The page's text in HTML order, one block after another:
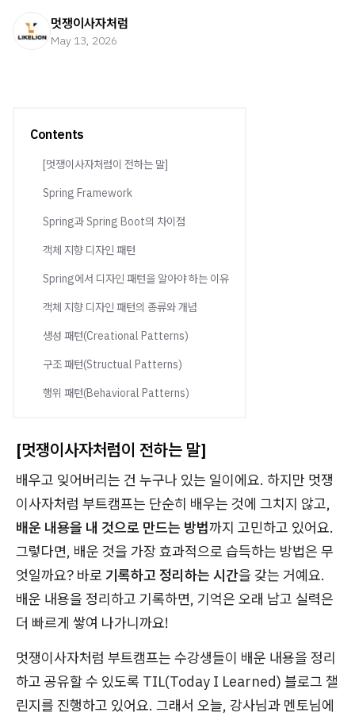
멋쟁이사자처럼
May 13, 2026
Contents
[멋쟁이사자처럼이 전하는 말]
Spring Framework
Spring과 Spring Boot의 차이점
객체 지향 디자인 패턴
Spring에서 디자인 패턴을 알아야 하는 이유
객체 지향 디자인 패턴의 종류와 개념
생성 패턴(Creational Patterns)
구조 패턴(Structual Patterns)
행위 패턴(Behavioral Patterns)
[멋쟁이사자처럼이 전하는 말]
배우고 잊어버리는 건 누구나 있는 일이에요. 하지만 멋쟁
이사자처럼 부트캠프는 단순히 배우는 것에 그치지 않고,
배운 내용을 내 것으로 만드는 방법까지 고민하고 있어요.
그렇다면, 배운 것을 가장 효과적으로 습득하는 방법은 무
엇일까요? 바로 기록하고 정리하는 시간을 갖는 거예요.
배운 내용을 정리하고 기록하면, 기억은 오래 남고 실력은
더 빠르게 쌓여 나가니까요!
멋쟁이사자처럼 부트캠프는 수강생들이 배운 내용을 정리
하고 공유할 수 있도록 TIL(Today I Learned) 블로그 챌
린지를 진행하고 있어요. 그래서 오늘, 강사님과 멘토님에